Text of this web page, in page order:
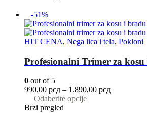
-51%
HIT CENA, Nega lica i tela, Pokloni
Profesionalni Trimer za
0 out of 5
990,00 рсд – 1.890,00 рсд
Odaberite opcije
Brzi pregled